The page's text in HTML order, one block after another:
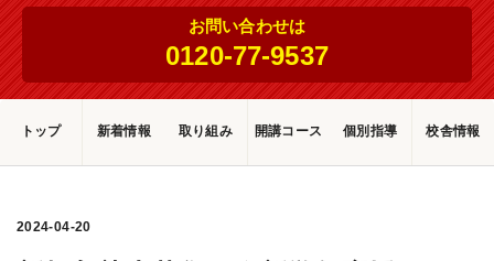
お問い合わせは
0120-77-9537
トップ 新着情報 取り組み 開講コース 個別指導 校舎情報
2024-04-20